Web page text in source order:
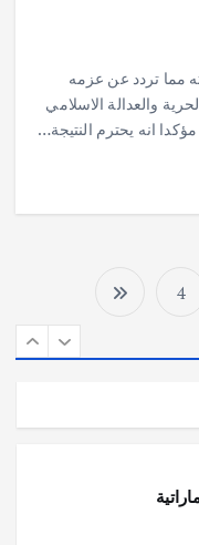
مما تردد عن عزمه
والعدالة الاسلامي
انه يحترم النتيجة…
4
عمر الشمري الذي
بلعبة كمال الاجسام
وسحر التاريخ
عملية التعداد السكاني في11 من الشهر